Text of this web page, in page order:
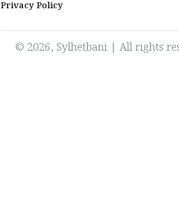
Privacy Policy
© 2026, Sylhetbani | All rights